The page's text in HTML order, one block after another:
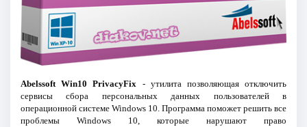
Abelssoft Win10 PrivacyFix - утилита позволяющая отключить
сервисы сбора персональных данных пользователей в
операционной системе Windows 10. Программа поможет решить все
проблемы Windows 10, которые нарушают право